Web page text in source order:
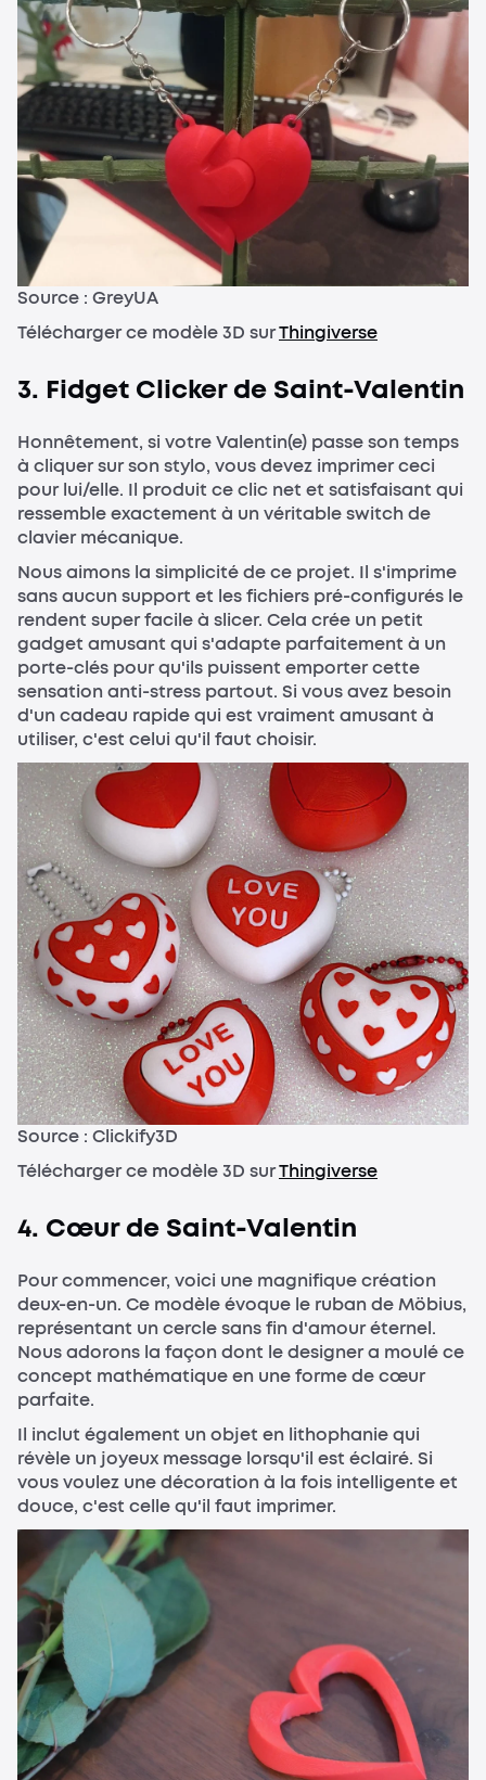
Source : GreyUA
Télécharger ce modèle 3D surThingiverse
3. Fidget Clicker de Saint-Valentin
Honnêtement, si votre Valentin(e) passe son temps
à cliquer sur son stylo, vous devez imprimer ceci
pour lui/elle. Il produit ce clic net et satisfaisant qui
ressemble exactement à un véritable switch de
clavier mécanique.
Nous aimons la simplicité de ce projet. Il s'imprime
sans aucun support et les fichiers pré-configurés le
rendent super facile à slicer. Cela crée un petit
gadget amusant qui s'adapte parfaitement à un
porte-clés pour qu'ils puissent emporter cette
sensation anti-stress partout. Si vous avez besoin
d'un cadeau rapide qui est vraiment amusant à
utiliser, c'est celui qu'il faut choisir.
Source : Clickify3D
Télécharger ce modèle 3D surThingiverse
4. Cœur de Saint-Valentin
Pour commencer, voici une magnifique création
deux-en-un. Ce modèle évoque le ruban de Möbius,
représentant un cercle sans fin d'amour éternel.
Nous adorons la façon dont le designer a moulé ce
concept mathématique en une forme de cœur
parfaite.
Il inclut également un objet en lithophanie qui
révèle un joyeux message lorsqu'il est éclairé. Si
vous voulez une décoration à la fois intelligente et
douce, c'est celle qu'il faut imprimer.